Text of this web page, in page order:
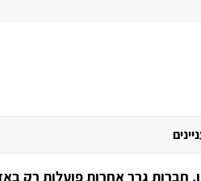
7 24 מסביב לשעון, חברות גרר אחרות פועלות